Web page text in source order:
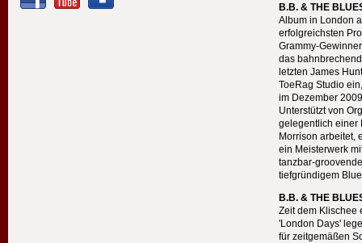
B.B. & THE
Album in London
erfolgreichsten
Grammy-
das
letzten James
ToeRag Studio
im Dezember
Unterstützt von
gelegentlich einer
Morrison arbeitet,
ein Meisterwerk
tanzbar-
tiefgründigem
B.B. & THE
Zeit dem Klischee
'London Days'
für zeitgemäßen